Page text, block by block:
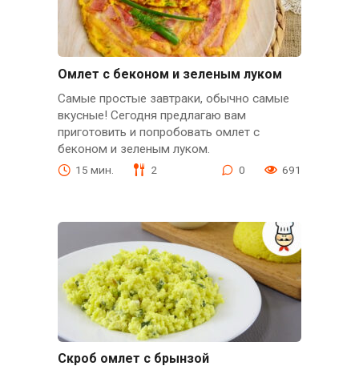
Омлет с беконом и зеленым луком
Самые простые завтраки, обычно самые
вкусные! Сегодня предлагаю вам
приготовить и попробовать омлет с
беконом и зеленым луком.
15 мин. 2 0 691
Скроб омлет с брынзой